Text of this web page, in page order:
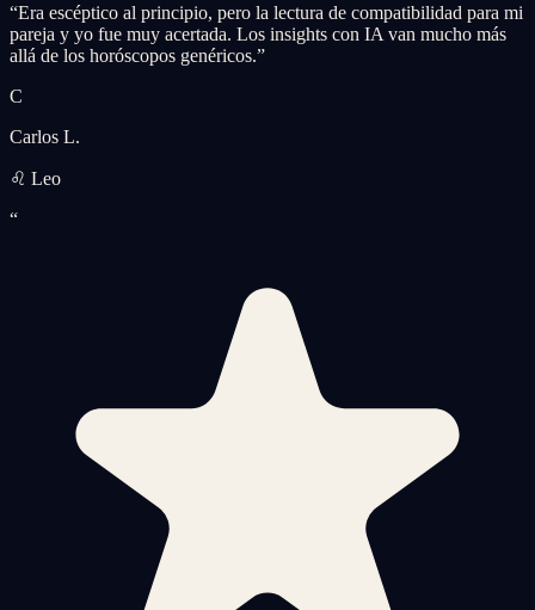
“Era escéptico al principio, pero la lectura de compatibilidad para mi
pareja y yo fue muy acertada. Los insights con IA van mucho más
allá de los horóscopos genéricos.”
C
Carlos L.
♌ Leo
“